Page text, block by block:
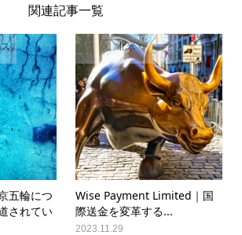
関連記事一覧
五輪につ
されてい
北米
Wise Payment Limited｜国
際送金を変革する...
2023.11.29